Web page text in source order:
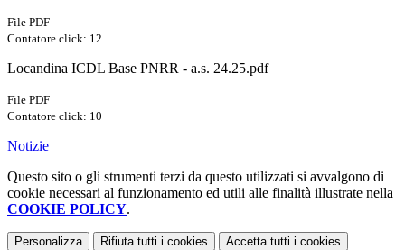
File PDF
Contatore click: 12
Locandina ICDL Base PNRR - a.s. 24.25.pdf
File PDF
Contatore click: 10
Notizie
Questo sito o gli strumenti terzi da questo utilizzati si avvalgono di
cookie necessari al funzionamento ed utili alle finalità illustrate nella
COOKIE POLICY.
Personalizza Rifiuta tutti i cookies Accetta tutti i cookies